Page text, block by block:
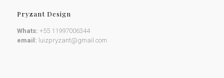
Pryzant Design
Whats: +55 11997006344
email: luizpryzant@gmail.com